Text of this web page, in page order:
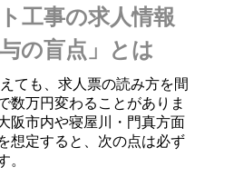
工事の求人情報
の盲点」とは
ても、求人票の読み方を間
数万円変わることがありま
阪市内や寝屋川・門真方面
想定すると、次の点は必ず
。